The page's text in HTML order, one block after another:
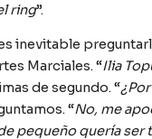
ring”.
inevitable
Marciales. “Ilia
de segundo. “
“No, me
pequeño quería ser